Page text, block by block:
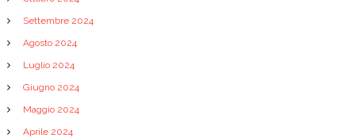
Settembre 2024
Agosto 2024
Luglio 2024
Giugno 2024
Maggio 2024
Aprile 2024